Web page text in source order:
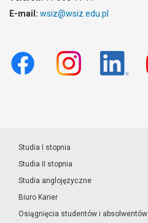
E-mail: wsiz@wsiz.edu.pl
Studia I stopnia
Studia II stopnia
Studia anglojęzyczne
Biuro Karier
Osiągnięcia studentów i absolwentów